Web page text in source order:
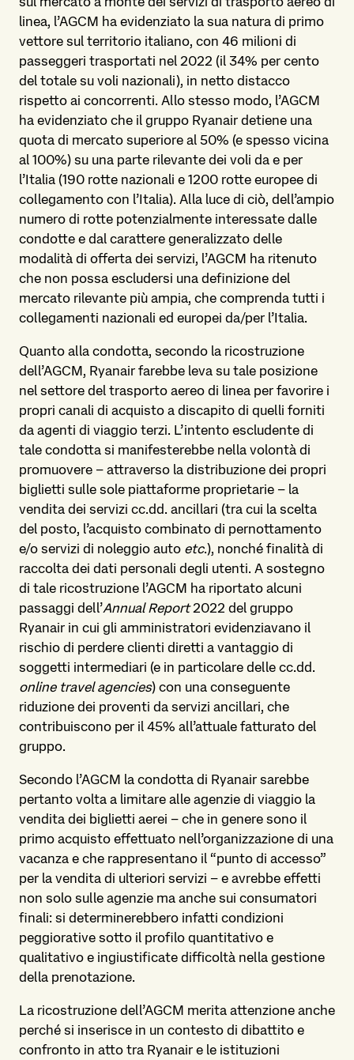
linea, l’AGCM ha evidenziato la sua natura di primo
vettore sul territorio italiano, con 46 milioni di
passeggeri trasportati nel 2022 (il 34% per cento
del totale su voli nazionali), in netto distacco
rispetto ai concorrenti. Allo stesso modo, l’AGCM
ha evidenziato che il gruppo Ryanair detiene una
quota di mercato superiore al 50% (e spesso vicina
al 100%) su una parte rilevante dei voli da e per
l’Italia (190 rotte nazionali e 1200 rotte europee di
collegamento con l’Italia). Alla luce di ciò, dell’ampio
numero di rotte potenzialmente interessate dalle
condotte e dal carattere generalizzato delle
modalità di offerta dei servizi, l’AGCM ha ritenuto
che non possa escludersi una definizione del
mercato rilevante più ampia, che comprenda tutti i
collegamenti nazionali ed europei da/per l’Italia.
Quanto alla condotta, secondo la ricostruzione
dell’AGCM, Ryanair farebbe leva su tale posizione
nel settore del trasporto aereo di linea per favorire i
propri canali di acquisto a discapito di quelli forniti
da agenti di viaggio terzi. L’intento escludente di
tale condotta si manifesterebbe nella volontà di
promuovere – attraverso la distribuzione dei propri
biglietti sulle sole piattaforme proprietarie – la
vendita dei servizi cc.dd. ancillari (tra cui la scelta
del posto, l’acquisto combinato di pernottamento
e/o servizi di noleggio auto etc.), nonché finalità di
raccolta dei dati personali degli utenti. A sostegno
di tale ricostruzione l’AGCM ha riportato alcuni
passaggi dell’Annual Report2022 del gruppo
Ryanair in cui gli amministratori evidenziavano il
rischio di perdere clienti diretti a vantaggio di
soggetti intermediari (e in particolare delle cc.dd.
online travel agencies) con una conseguente
riduzione dei proventi da servizi ancillari, che
contribuiscono per il 45% all’attuale fatturato del
gruppo.
Secondo l’AGCM la condotta di Ryanair sarebbe
pertanto volta a limitare alle agenzie di viaggio la
vendita dei biglietti aerei – che in genere sono il
primo acquisto effettuato nell’organizzazione di una
vacanza e che rappresentano il “punto di accesso”
per la vendita di ulteriori servizi – e avrebbe effetti
non solo sulle agenzie ma anche sui consumatori
finali: si determinerebbero infatti condizioni
peggiorative sotto il profilo quantitativo e
qualitativo e ingiustificate difficoltà nella gestione
della prenotazione.
La ricostruzione dell’AGCM merita attenzione anche
perché si inserisce in un contesto di dibattito e
confronto in atto tra Ryanair e le istituzioni